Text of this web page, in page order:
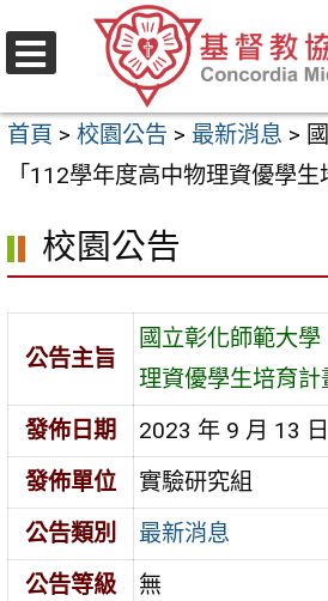
至
要
區
首頁 > 校園公告 > 最新消息 >
「112學年度高中物理資優學生
校園公告
公告主旨
國立彰化師範大
理資優學生培育計
發佈日期
2023 年 9 月 13 日
發佈單位
實驗研究組
公告類別
最新消息
公告等級
無
選
單